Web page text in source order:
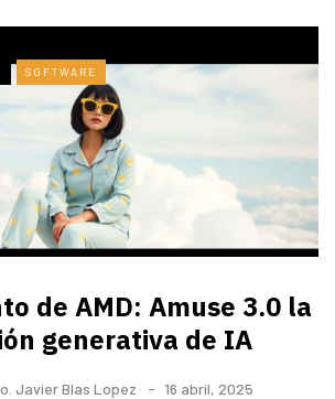
SOFTWARE
de AMD: Amuse 3.0 la
generativa de IA
Javier Blas Lopez 16 abril, 2025